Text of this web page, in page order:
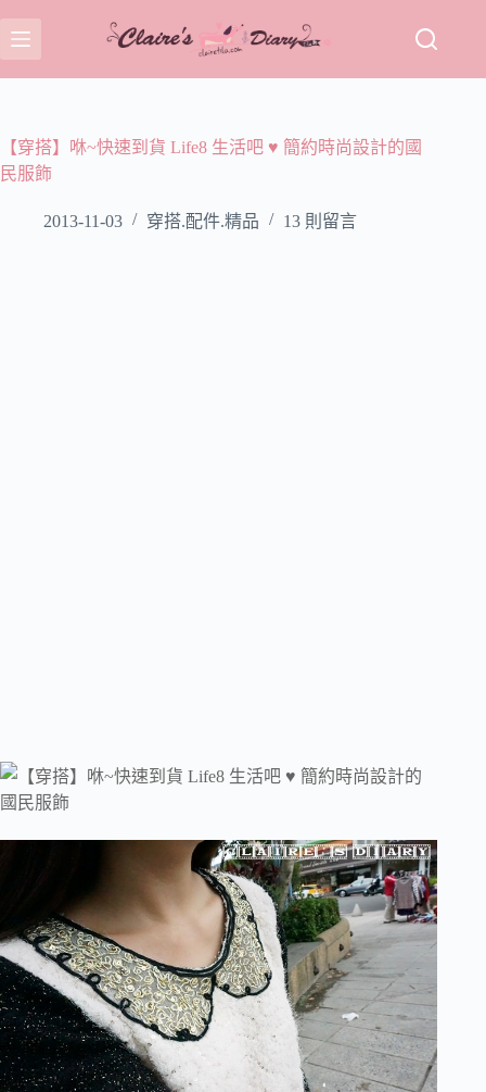
至
主
容【穿搭】咻~快速到貨 Life8 生活吧 ♥ 簡約時尚設計的國
民服飾
2013-11-03 穿搭.配件.精品 13 則留言